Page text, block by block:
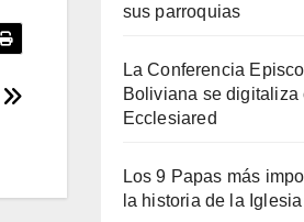
sus parroquias
La Conferencia
Boliviana se digitaliza
Ecclesiared
Los 9 Papas más
la historia de la Iglesia